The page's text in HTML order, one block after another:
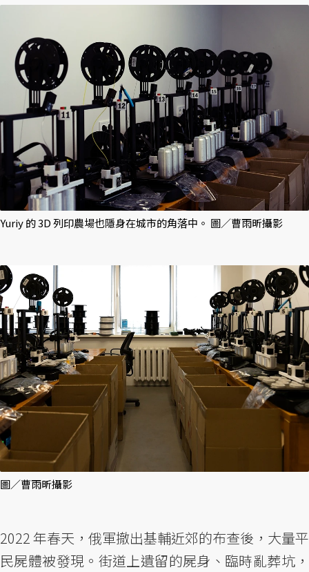
Yuriy 的 3D 列印農場也隱身在城市的角落中。 圖／曹雨昕攝影
圖／曹雨昕攝影
2022 年春天，俄軍撤出基輔近郊的布查後，大量平
民屍體被發現。街道上遺留的屍身、臨時亂葬坑，